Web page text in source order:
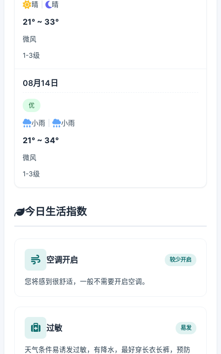
晴 晴
21° ~ 33°
微风
1-3级
08月14日
优
小雨 小雨
21° ~ 34°
微风
1-3级
今日生活指数
空调开启 较少开启
您将感到很舒适，一般不需要开启空调。
过敏 易发
天气条件易诱发过敏，有降水，最好穿长衣长裤，预防